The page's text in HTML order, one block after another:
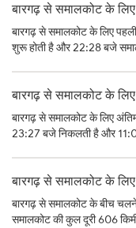
बारगढ़ से समालकोट के
बारगढ़ से समालकोट के लिए
शुरू होती है और 22:28 बजे
बारगढ़ से समालकोट के
बारगढ़ से समालकोट के लिए
23:27 बजे निकलती है और
बारगढ़ से समालकोट के
बारगढ़ से समालकोट के बीच
समालकोट की कुल दूरी 606